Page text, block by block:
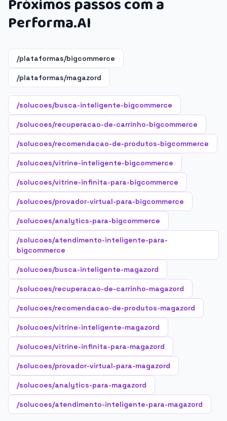
Próximos passos com a
Performa.AI
/plataformas/bigcommerce
/plataformas/magazord
/solucoes/busca-inteligente-bigcommerce
/solucoes/recuperacao-de-carrinho-bigcommerce
/solucoes/recomendacao-de-produtos-bigcommerce
/solucoes/vitrine-inteligente-bigcommerce
/solucoes/vitrine-infinita-para-bigcommerce
/solucoes/provador-virtual-para-bigcommerce
/solucoes/analytics-para-bigcommerce
/solucoes/atendimento-inteligente-para-
bigcommerce
/solucoes/busca-inteligente-magazord
/solucoes/recuperacao-de-carrinho-magazord
/solucoes/recomendacao-de-produtos-magazord
/solucoes/vitrine-inteligente-magazord
/solucoes/vitrine-infinita-para-magazord
/solucoes/provador-virtual-para-magazord
/solucoes/analytics-para-magazord
/solucoes/atendimento-inteligente-para-magazord